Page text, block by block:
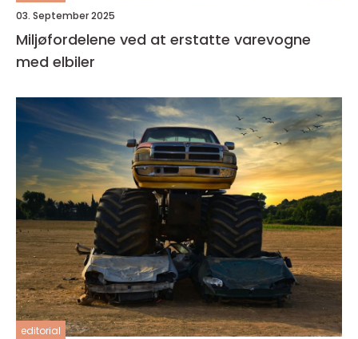
03. September 2025
Miljøfordelene ved at erstatte varevogne
med elbiler
editorial